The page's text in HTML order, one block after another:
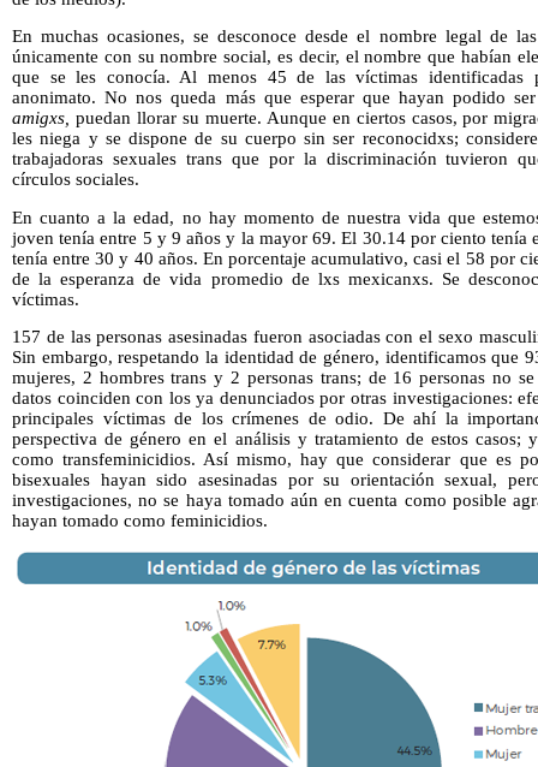
En muchas ocasiones, se desconoce desde el nombre legal de
únicamente con su nombre social, es decir, el nombre que habían
que se les conocía. Al menos 45 de las víctimas identificadas
anonimato. No nos queda más que esperar que hayan podido
amigxs, puedan llorar su muerte. Aunque en ciertos casos, por
les niega y se dispone de su cuerpo sin ser reconocidxs;
trabajadoras sexuales trans que por la discriminación tuvieron
círculos sociales.
En cuanto a la edad, no hay momento de nuestra vida que
joven tenía entre 5 y 9 años y la mayor 69. El 30.14 por ciento tenía
tenía entre 30 y 40 años. En porcentaje acumulativo, casi el 58 por
de la esperanza de vida promedio de lxs mexicanxs. Se
víctimas.
157 de las personas asesinadas fueron asociadas con el sexo
Sin embargo, respetando la identidad de género, identificamos que
mujeres, 2 hombres trans y 2 personas trans; de 16 personas no
datos coinciden con los ya denunciados por otras investigaciones:
principales víctimas de los crímenes de odio. De ahí la
perspectiva de género en el análisis y tratamiento de estos casos;
como transfeminicidios. Así mismo, hay que considerar que es
bisexuales hayan sido asesinadas por su orientación sexual,
investigaciones, no se haya tomado aún en cuenta como posible
hayan tomado como feminicidios.